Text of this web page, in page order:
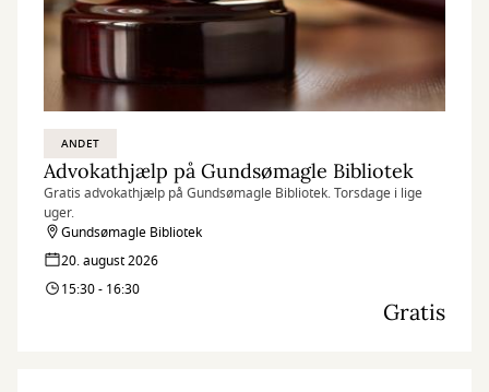
ANDET
Advokathjælp på Gundsømagle Bibliotek
Gratis advokathjælp på Gundsømagle Bibliotek. Torsdage i lige
uger.
Gundsømagle Bibliotek
20. august 2026
15:30 - 16:30
Gratis